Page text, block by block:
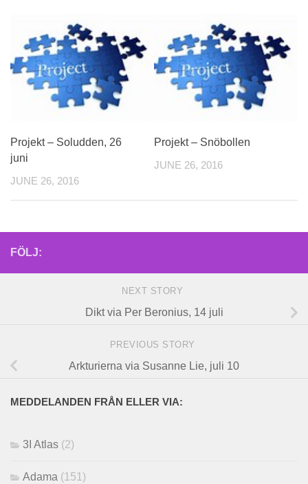
Projekt – Soludden, 26
juni
JUNE 26, 2016
Projekt – Snöbollen
JUNE 26, 2016
FÖLJ:
NEXT STORY
Dikt via Per Beronius, 14 juli
PREVIOUS STORY
Arkturierna via Susanne Lie, juli 10
MEDDELANDEN FRÅN ELLER VIA:
3I Atlas (2)
Adama (151)